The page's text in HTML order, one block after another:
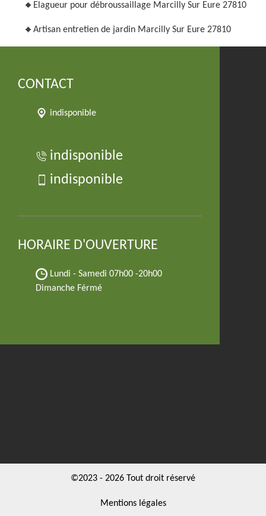
Elagueur pour débroussaillage Marcilly Sur Eure 27810
Artisan entretien de jardin Marcilly Sur Eure 27810
CONTACT
indisponible
indisponible
indisponible
HORAIRE D'OUVERTURE
Lundi - Samedi 07h00 -20h00
Dimanche Férmé
©2023 - 2026 Tout droit réservé
Mentions légales